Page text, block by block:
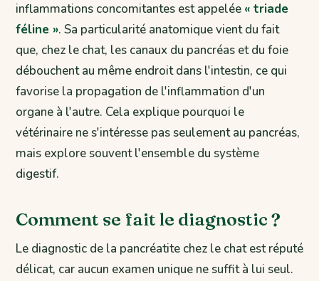
inflammations concomitantes est appelée « triade
féline ». Sa particularité anatomique vient du fait
que, chez le chat, les canaux du pancréas et du foie
débouchent au même endroit dans l'intestin, ce qui
favorise la propagation de l'inflammation d'un
organe à l'autre. Cela explique pourquoi le
vétérinaire ne s'intéresse pas seulement au pancréas,
mais explore souvent l'ensemble du système
digestif.
Comment se fait le diagnostic ?
Le diagnostic de la pancréatite chez le chat est réputé
délicat, car aucun examen unique ne suffit à lui seul.